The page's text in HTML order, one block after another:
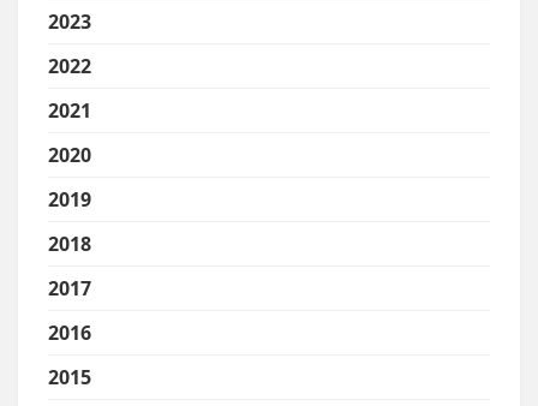
2023
2022
2021
2020
2019
2018
2017
2016
2015